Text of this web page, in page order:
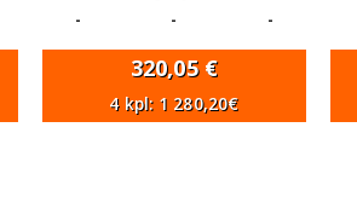
- - -
320,05 €
4 kpl: 1 280,20€